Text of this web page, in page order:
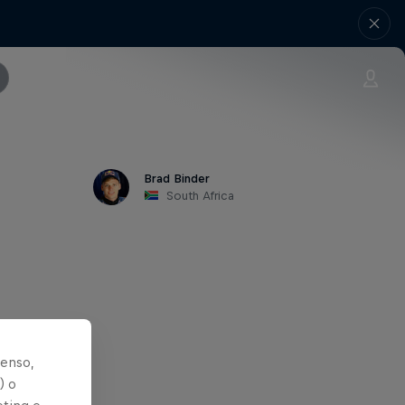
Brad Binder
South Africa
o